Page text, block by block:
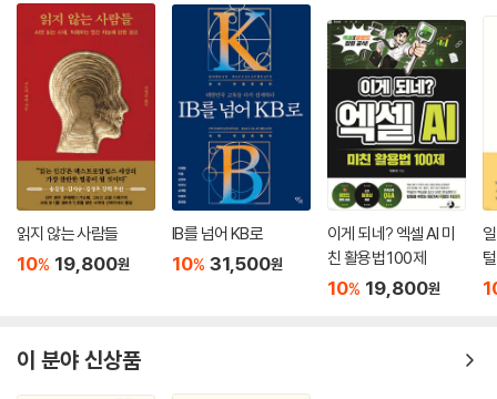
1. 둘러보기
2. [핵심 활동&도구 알아보기] 인증샷 하나로 끝내는 과제 제출과 피드백
3. [같은 도구, 다른 활용] 매일 쌓이는 데이터로 학급 경영 완성하기
2-6. 수페 - 경제 활동으로 만들어 가는 자치 교실
1. 둘러보기
2. [핵심 활동&도구 알아보기] 학생이 직접 벌고 쓰는 학급 경제 운영하기
3. [같은 도구, 다른 활용] 학급 경제 한 단계 더 나아가기, 수페 200% 활
용법
2-7. 매직스쿨 AI - 수업 설계부터 행정 업무까지, 교사의 하루를 책임지
1. 둘러보기
2. [핵심 활동&도구 알아보기] MagicStudent, 텍스트 레벨러
2-8. 노트북LM - 바쁜 생활 속 내 손안의 AI 노트를 만들어요!
읽지 않는 사람들 IB를 넘어 KB로
이게 되네? 엑셀 AI 미
친 활용법 100제